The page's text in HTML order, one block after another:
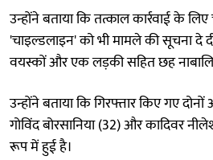
उन्होंने बताया कि तत्काल कार्रवाई के
'चाइल्डलाइन' को भी मामले की सूचना दे
वयस्कों और एक लड़की सहित छह
उन्होंने बताया कि गिरफ्तार किए गए
गोविंद बोरसानिया (32) और कादिवर
रूप में हुई है।